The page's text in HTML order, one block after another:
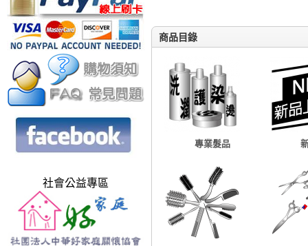
社會公益專區
商品目錄
專業髮品